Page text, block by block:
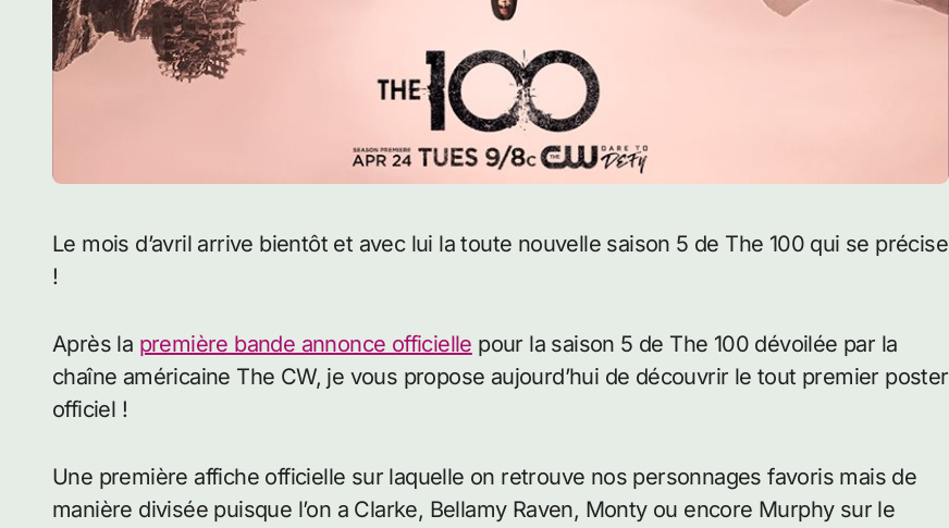
Le mois d’avril arrive bientôt et avec lui la toute nouvelle saison 5 de The 100 qui se précise
!
Après la première bande annonce officielle pour la saison 5 de The 100 dévoilée par la
chaîne américaine The CW, je vous propose aujourd’hui de découvrir le tout premier poster
officiel !
Une première affiche officielle sur laquelle on retrouve nos personnages favoris mais de
manière divisée puisque l’on a Clarke, Bellamy Raven, Monty ou encore Murphy sur le